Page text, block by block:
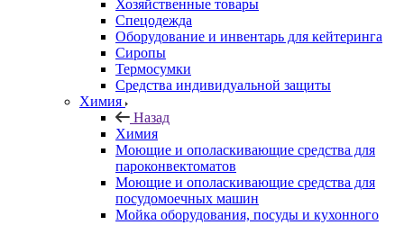
Хозяйственные товары
Спецодежда
Оборудование и инвентарь для кейтеринга
Сиропы
Термосумки
Средства индивидуальной защиты
Химия
Назад
Химия
Моющие и ополаскивающие средства для
пароконвектоматов
Моющие и ополаскивающие средства для
посудомоечных машин
Мойка оборудования, посуды и кухонного